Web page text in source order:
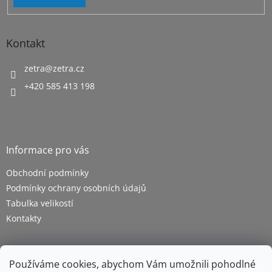
Používáme cookies, abychom Vám umožnili pohodlné
i
Kontakt
zetra@zetra.cz
+420 585 413 198
Informace pro vás
Obchodní podmínky
Podmínky ochrany osobních údajů
Tabulka velikostí
Kontakty